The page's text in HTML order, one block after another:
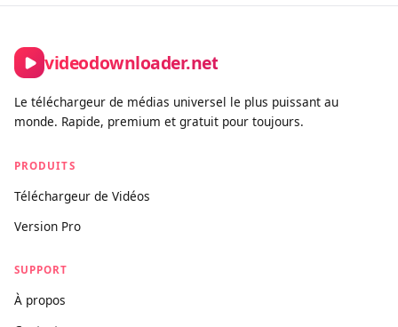
videodownloader.net
Le téléchargeur de médias universel le plus puissant au
PRODUITS
Téléchargeur de Vidéos
SUPPORT